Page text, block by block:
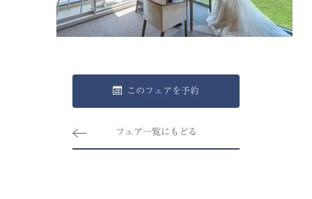
このフェアを予約
フェア一覧にもどる